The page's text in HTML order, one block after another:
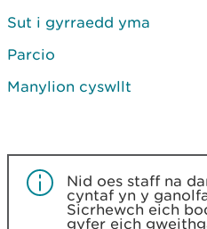
Sut i gyrraedd yma
Parcio
Manylion cyswllt
Nid oes staff na
cyntaf yn y
Sicrhewch eich
gyfer eich